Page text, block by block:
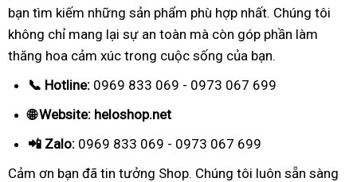
bạn tìm kiếm những sản phẩm phù hợp nhất. Chúng tôi
không chỉ mang lại sự an toàn mà còn góp phần làm
thăng hoa cảm xúc trong cuộc sống của bạn.
📞 Hotline: 0969 833 069 - 0973 067 699
🌐 Website: heloshop.net
📲 Zalo: 0969 833 069 - 0973 067 699
Cảm ơn bạn đã tin tưởng Shop. Chúng tôi luôn sẵn sàng